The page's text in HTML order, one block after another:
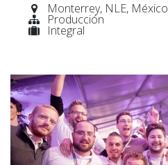
Monterrey, NLE, México
Producción
Integral